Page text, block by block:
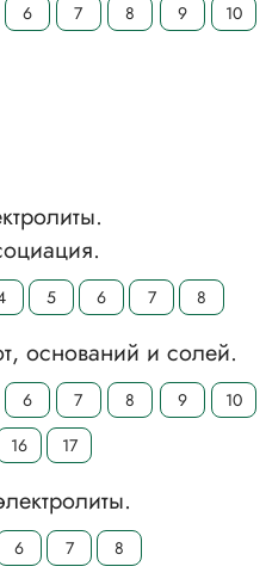
6 7 8 9
10
5 6 7 8
оснований и солей.
6 7 8 9
10
16 17
6 7 8